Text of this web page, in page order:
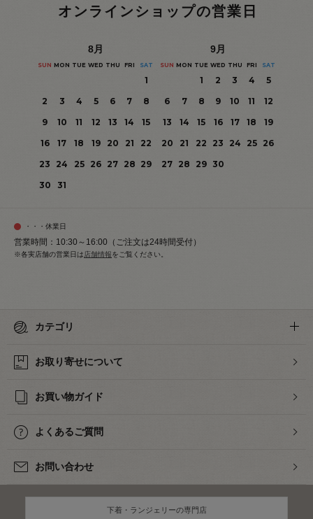
オンラインショップの営業日
8月
SUN MON TUE WED THU FRI SAT
1
2
3 4 5 6 7
8
9
10 11 12 13 14
15
16
17 18 19 20 21
22
23
24 25 26 27 28 29
30
31
9月
SUN MON TUE WED THU FRI SAT
1 2 3 4
5
6
7 8 9 10 11
12
13
14 15 16 17 18
19
20
21 22 23 24 25
26
27 28 29 30
・・・休業日
営業時間：10:30～16:00（ご注文は24時間受付）
※各実店舗の営業日は 店舗情報をご覧ください。
カテゴリ
お取り寄せについて
お買い物ガイド
よくあるご質問
お問い合わせ
下着・ランジェリーの専門店